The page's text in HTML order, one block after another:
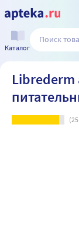
Каталог
Librederm
(25